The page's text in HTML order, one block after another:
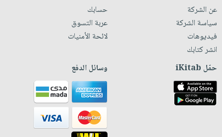
عن الشركة
سياسة الشركة
فيديوهات
انشر كتابك
حسابك
عربة التسوق
لائحة الأمنيات
حمّل iKitab وسائل الدفع